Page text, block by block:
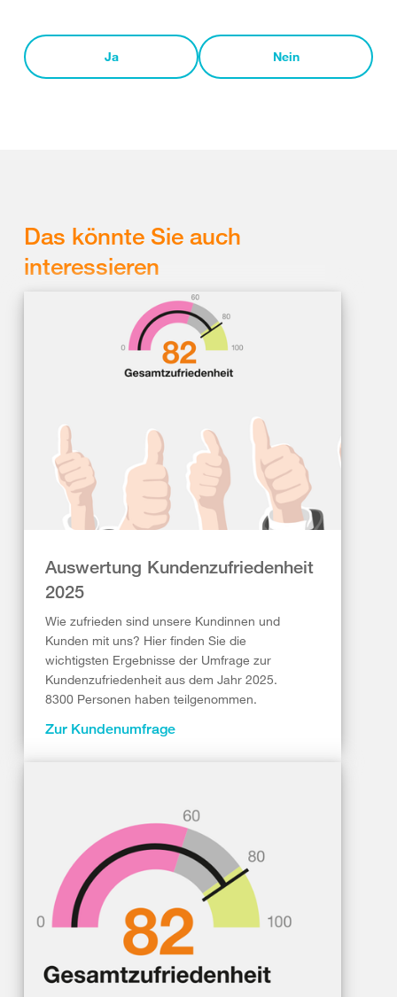
Ja Nein
Das könnte Sie auch
interessieren
Auswertung Kundenzufriedenheit
2025
Wie zufrieden sind unsere Kundinnen und
Kunden mit uns? Hier finden Sie die
wichtigsten Ergebnisse der Umfrage zur
Kundenzufriedenheit aus dem Jahr 2025.
8300 Personen haben teilgenommen.
Zur Kundenumfrage